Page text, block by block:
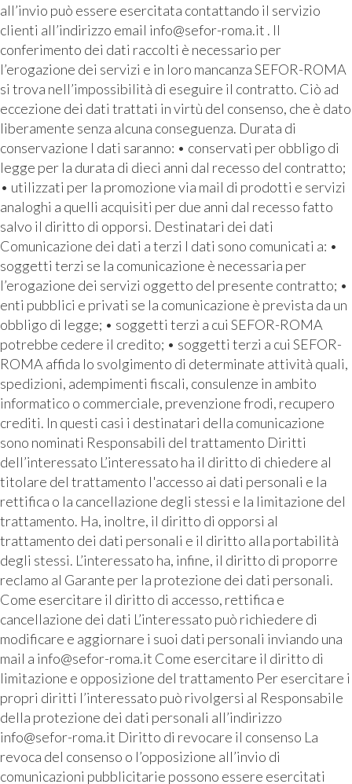
all’invio può essere esercitata contattando il servizio
clienti all’indirizzo email info@sefor-roma.it . Il
conferimento dei dati raccolti è necessario per
l’erogazione dei servizi e in loro mancanza SEFOR-ROMA
si trova nell’impossibilità di eseguire il contratto. Ciò ad
eccezione dei dati trattati in virtù del consenso, che è dato
liberamente senza alcuna conseguenza. Durata di
conservazione I dati saranno: • conservati per obbligo di
legge per la durata di dieci anni dal recesso del contratto;
• utilizzati per la promozione via mail di prodotti e servizi
analoghi a quelli acquisiti per due anni dal recesso fatto
salvo il diritto di opporsi. Destinatari dei dati
Comunicazione dei dati a terzi I dati sono comunicati a: •
soggetti terzi se la comunicazione è necessaria per
l’erogazione dei servizi oggetto del presente contratto; •
enti pubblici e privati se la comunicazione è prevista da un
obbligo di legge; • soggetti terzi a cui SEFOR-ROMA
potrebbe cedere il credito; • soggetti terzi a cui SEFOR-
ROMA affida lo svolgimento di determinate attività quali,
spedizioni, adempimenti fiscali, consulenze in ambito
informatico o commerciale, prevenzione frodi, recupero
crediti. In questi casi i destinatari della comunicazione
sono nominati Responsabili del trattamento Diritti
dell’interessato L’interessato ha il diritto di chiedere al
titolare del trattamento l'accesso ai dati personali e la
rettifica o la cancellazione degli stessi e la limitazione del
trattamento. Ha, inoltre, il diritto di opporsi al
trattamento dei dati personali e il diritto alla portabilità
degli stessi. L’interessato ha, infine, il diritto di proporre
reclamo al Garante per la protezione dei dati personali.
Come esercitare il diritto di accesso, rettifica e
cancellazione dei dati L’interessato può richiedere di
modificare e aggiornare i suoi dati personali inviando una
mail a info@sefor-roma.it Come esercitare il diritto di
limitazione e opposizione del trattamento Per esercitare i
propri diritti l’interessato può rivolgersi al Responsabile
della protezione dei dati personali all’indirizzo
info@sefor-roma.it Diritto di revocare il consenso La
revoca del consenso o l’opposizione all’invio di
comunicazioni pubblicitarie possono essere esercitati